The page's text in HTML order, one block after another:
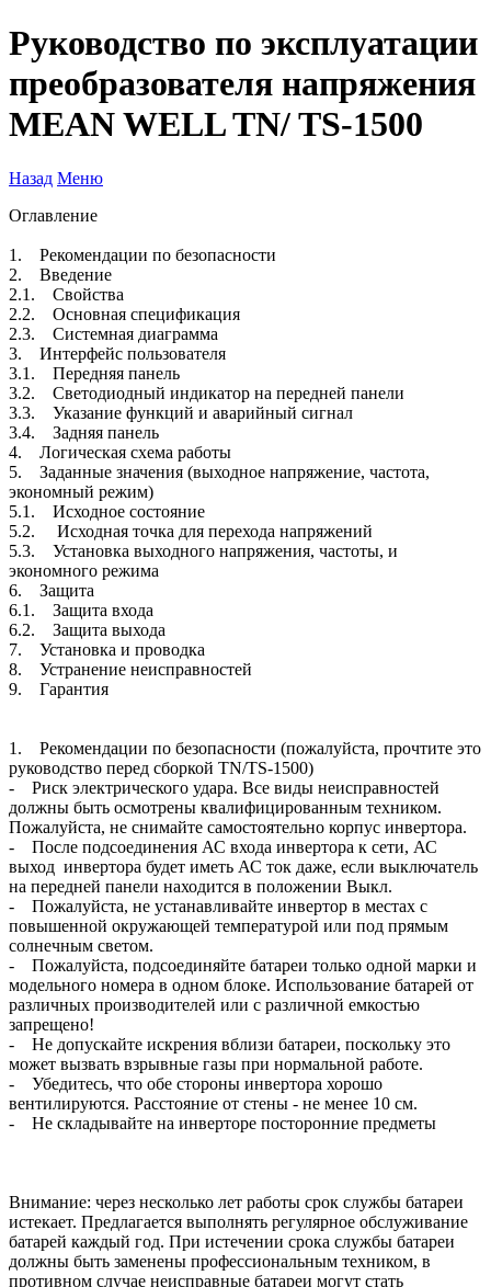
Руководство по эксплуатации
преобразователя напряжения
MEAN WELL TN/ TS-1500
Назад Меню
Оглавление
1. Рекомендации по безопасности
2. Введение
2.1. Свойства
2.2. Основная спецификация
2.3. Системная диаграмма
3. Интерфейс пользователя
3.1. Передняя панель
3.2. Светодиодный индикатор на передней панели
3.3. Указание функций и аварийный сигнал
3.4. Задняя панель
4. Логическая схема работы
5. Заданные значения (выходное напряжение, частота,
экономный режим)
5.1. Исходное состояние
5.2. Исходная точка для перехода напряжений
5.3. Установка выходного напряжения, частоты, и
экономного режима
6. Защита
6.1. Защита входа
6.2. Защита выхода
7. Установка и проводка
8. Устранение неисправностей
9. Гарантия
1. Рекомендации по безопасности (пожалуйста, прочтите это
руководство перед сборкой TN/TS-1500)
- Риск электрического удара. Все виды неисправностей
должны быть осмотрены квалифицированным техником.
Пожалуйста, не снимайте самостоятельно корпус инвертора.
- После подсоединения АС входа инвертора к сети, АС
выход инвертора будет иметь АС ток даже, если выключатель
на передней панели находится в положении Выкл.
- Пожалуйста, не устанавливайте инвертор в местах с
повышенной окружающей температурой или под прямым
солнечным светом.
- Пожалуйста, подсоединяйте батареи только одной марки и
модельного номера в одном блоке. Использование батарей от
различных производителей или с различной емкостью
запрещено!
- Не допускайте искрения вблизи батареи, поскольку это
может вызвать взрывные газы при нормальной работе.
- Убедитесь, что обе стороны инвертора хорошо
вентилируются. Расстояние от стены - не менее 10 см.
- Не складывайте на инверторе посторонние предметы
Внимание: через несколько лет работы срок службы батареи
истекает. Предлагается выполнять регулярное обслуживание
батарей каждый год. При истечении срока службы батареи
должны быть заменены профессиональным техником, в
противном случае неисправные батареи могут стать